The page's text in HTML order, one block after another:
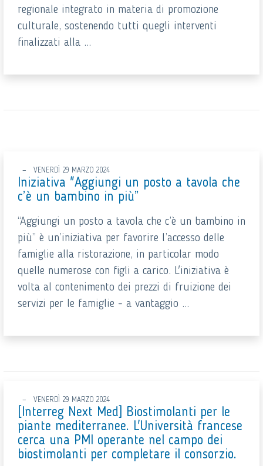
regionale integrato in materia di promozione
culturale, sostenendo tutti quegli interventi
finalizzati alla ...
VENERDÌ 29 MARZO 2024
Iniziativa "Aggiungi un posto a tavola che
c’è un bambino in più”
“Aggiungi un posto a tavola che c’è un bambino in
più” è un’iniziativa per favorire l’accesso delle
famiglie alla ristorazione, in particolar modo
quelle numerose con figli a carico. L'iniziativa è
volta al contenimento dei prezzi di fruizione dei
servizi per le famiglie - a vantaggio ...
VENERDÌ 29 MARZO 2024
[Interreg Next Med] Biostimolanti per le
piante mediterranee. L'Università francese
cerca una PMI operante nel campo dei
biostimolanti per completare il consorzio.